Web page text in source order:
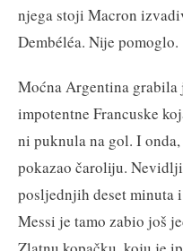
njega stoji Macron
Dembéléa. Nije pomoglo.
Moćna Argentina grabila
impotentne Francuske
ni puknula na gol. I
pokazao čaroliju.
posljednjih deset minuta
Messi je tamo zabio još